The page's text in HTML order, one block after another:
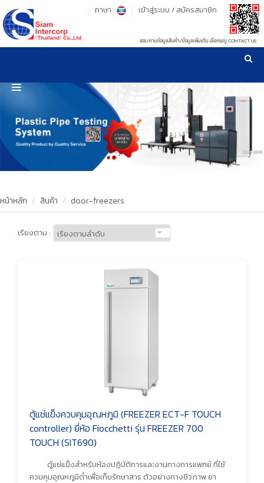
รู้ลึก รู้จริง เรื่องเครื่องมือทดสอบวัสดุ ! ยืน 1 เรื่องมาตรฐานการให้บริการ
เข้าสู่ระบบ / สมัครสมาชิก
ภาษา :
สอบถามข้อมูลสินค้า/ข้อมูลเพิ่มเติม เลือกเมนู CONTACT US
HOME
PRODUCT
OUR CLIENTS
OUR WORKS
CALIBRATION
หน้าหลัก สินค้า door-freezers
เรียงตาม :
ตู้แช่แข็งควบคุมอุณหภูมิ (FREEZER ECT-F TOUCH
controller) ยี่ห้อ Fiocchetti รุ่น FREEZER 700
TOUCH (SIT690)
ตู้แช่แข็งสำหรับห้องปฏิบัติการและงานทางการแพทย์ ที่ใช้
ควบคุมอุณหภูมิต่ำเพื่อเก็บรักษาสาร ตัวอย่างทางชีวภาพ ยา